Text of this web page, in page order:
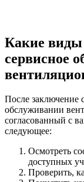
Какие виды
сервисное
После заключение
обслуживании
согласованный с
следующее:
Осмотреть
доступных
Проверить,